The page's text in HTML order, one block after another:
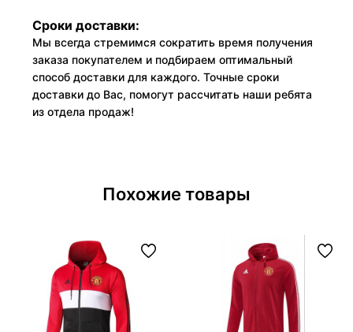
Сроки доставки:
Мы всегда стремимся сократить время получения
заказа покупателем и подбираем оптимальный
способ доставки для каждого. Точные сроки
доставки до Вас, помогут рассчитать наши ребята
из отдела продаж!
Похожие товары